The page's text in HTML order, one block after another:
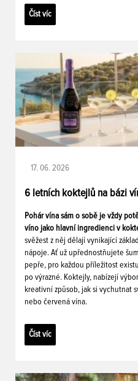
Číst víc
17. 06. 2026
6 letních koktejlů na bázi
Pohár vína sám o sobě je vždy
víno jako hlavní ingredienci v
svěžest z něj dělají vynikající
nápoje. Ať už upřednostňujete
pepře, pro každou příležitost
po výrazné. Koktejly, nabízejí
kreativní způsob, jak si vychutnat
nebo červená vína.
Číst víc